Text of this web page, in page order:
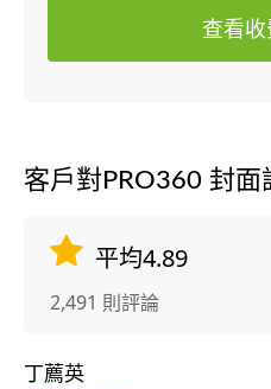
查看
客戶對PRO360 封面
平均4.89
2,491 則評論
丁薦英